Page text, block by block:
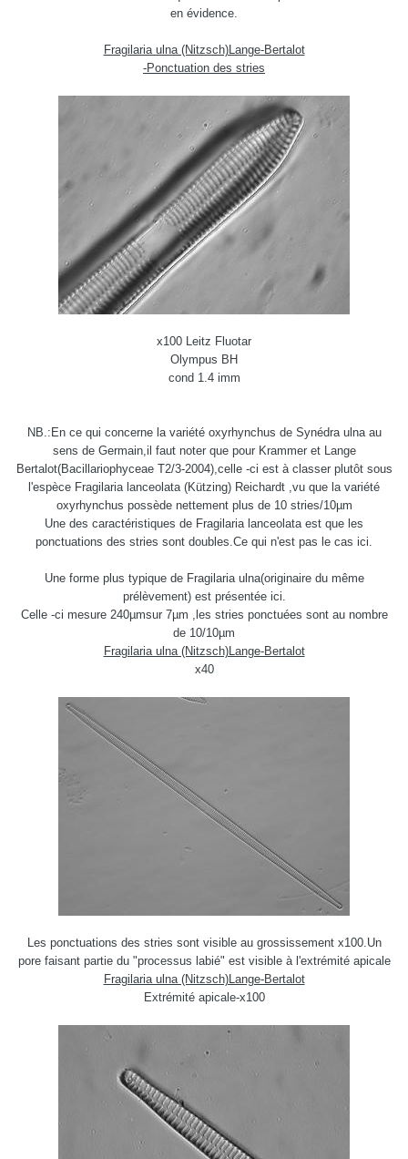
en évidence.
Fragilaria ulna (Nitzsch)Lange-Bertalot
-Ponctuation des stries
x100 Leitz Fluotar
Olympus BH
cond 1.4 imm
NB.:En ce qui concerne la variété oxyrhynchus de Synédra ulna au
sens de Germain,il faut noter que pour Krammer et Lange
Bertalot(Bacillariophyceae T2/3-2004),celle -ci est à classer plutôt sous
l'espèce Fragilaria lanceolata (Kützing) Reichardt ,vu que la variété
oxyrhynchus possède nettement plus de 10 stries/10µm
Une des caractéristiques de Fragilaria lanceolata est que les
ponctuations des stries sont doubles.Ce qui n'est pas le cas ici.
Une forme plus typique de Fragilaria ulna(originaire du même
prélèvement) est présentée ici.
Celle -ci mesure 240µmsur 7µm ,les stries ponctuées sont au nombre
de 10/10µm
Fragilaria ulna (Nitzsch)Lange-Bertalot
x40
Les ponctuations des stries sont visible au grossissement x100.Un
pore faisant partie du "processus labié" est visible à l'extrémité apicale
Fragilaria ulna (Nitzsch)Lange-Bertalot
Extrémité apicale-x100